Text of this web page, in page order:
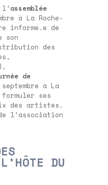
assemblée
à La Roche-
informé.e de
son
des
de
à La
formuler ses
des artistes.
l’association
DU